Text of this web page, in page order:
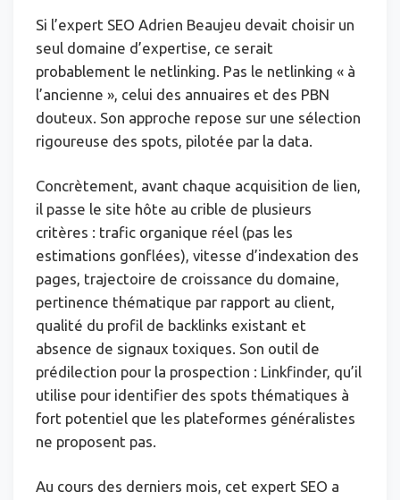
Si l’expert SEO Adrien Beaujeu devait choisir un
seul domaine d’expertise, ce serait
probablement le netlinking. Pas le netlinking « à
l’ancienne », celui des annuaires et des PBN
douteux. Son approche repose sur une sélection
rigoureuse des spots, pilotée par la data.
Concrètement, avant chaque acquisition de lien,
il passe le site hôte au crible de plusieurs
critères : trafic organique réel (pas les
estimations gonflées), vitesse d’indexation des
pages, trajectoire de croissance du domaine,
pertinence thématique par rapport au client,
qualité du profil de backlinks existant et
absence de signaux toxiques. Son outil de
prédilection pour la prospection : Linkfinder, qu’il
utilise pour identifier des spots thématiques à
fort potentiel que les plateformes généralistes
ne proposent pas.
Au cours des derniers mois, cet expert SEO a